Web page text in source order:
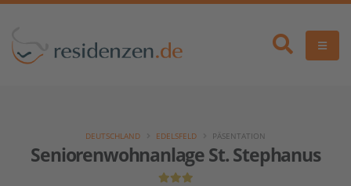
Seniorenwohnanlage St. Stephanus
DEUTSCHLAND EDELSFELD PÄSENTATION